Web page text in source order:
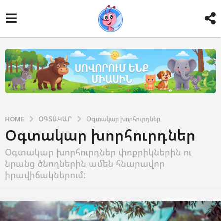
HOME ՕԳՏԱԿԱՐ Օգտակար խորհուրդներ
Օգտակար խորհուրդներ
Օգտակար խորհուրդներ փոքրիկներին ու
նրանց ծնողներին ամեն հնարավոր
իրավիճակներում: